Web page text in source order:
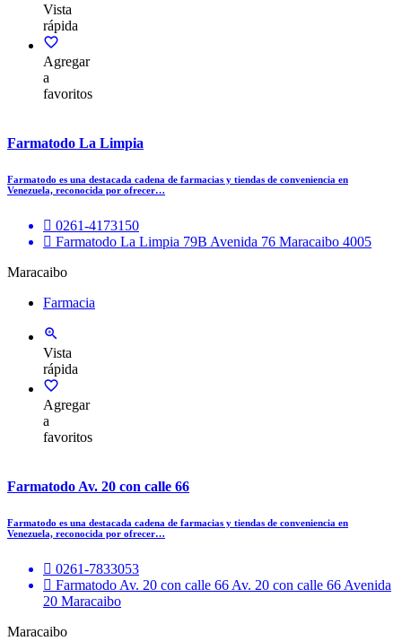
Vista
rápida
Agregar
a
favoritos
Farmatodo La Limpia
Farmatodo es una destacada cadena de farmacias y tiendas de conveniencia en
Venezuela, reconocida por ofrecer…
0261-4173150
Farmatodo La Limpia 79B Avenida 76 Maracaibo 4005
Maracaibo
Farmacia
Vista
rápida
Agregar
a
favoritos
Farmatodo Av. 20 con calle 66
Farmatodo es una destacada cadena de farmacias y tiendas de conveniencia en
Venezuela, reconocida por ofrecer…
0261-7833053
Farmatodo Av. 20 con calle 66 Av. 20 con calle 66 Avenida
20 Maracaibo
Maracaibo